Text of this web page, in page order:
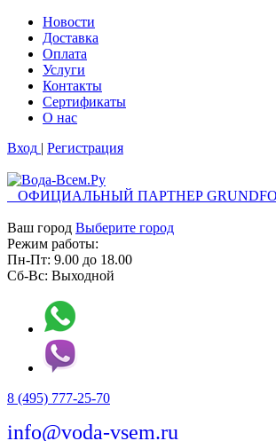
Новости
Доставка
Оплата
Услуги
Контакты
Cертификаты
О нас
Вход | Регистрация
ОФИЦИАЛЬНЫЙ ПАРТНЕР
Ваш город Выберите город
Режим работы:
Пн-Пт: 9.00 до 18.00
Сб-Вс: Выходной
8 (495) 777-25-70
info@voda-vsem.ru